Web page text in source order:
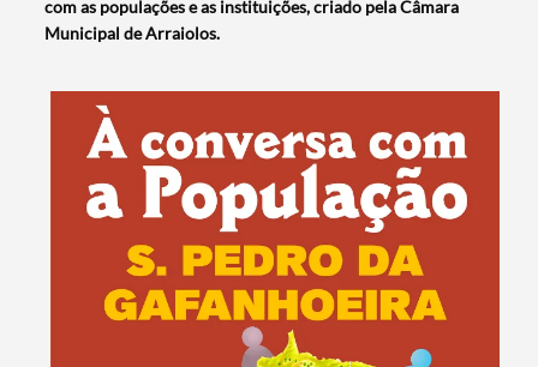
com as populações e as instituições, criado pela Câmara
Municipal de Arraiolos.